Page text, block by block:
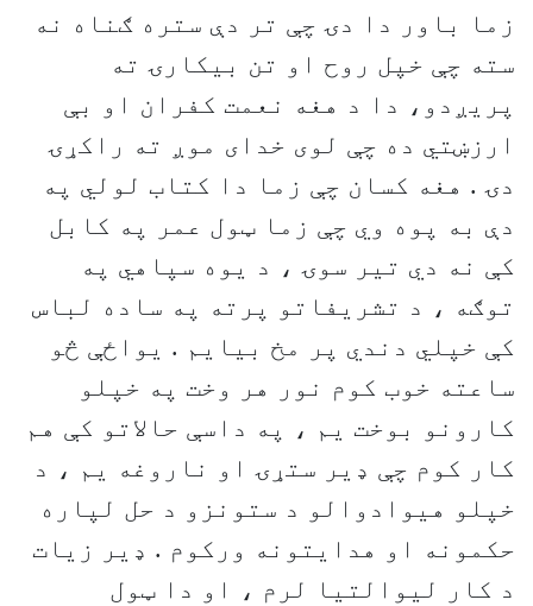
زما باور دا دۍ چې تر دې ستره ګناه نه
سته چې خپل روح او تن بيکارۍ ته
پريږدو، دا د هغه نعمت کفران او بې
ارزښتي ده چې لوی خدای موږ ته راکړۍ
دۍ . هغه کسان چې زما دا کتاب لولي په
دې به پوه وي چې زما ټول عمر په کابل
کې نه دي تير سوۍ ، د يوه سپاهي په
توګه ، د تشريفاتو پرته په ساده لباس
کې خپلي دندي پر مخ بيايم . يواځې څو
ساعته خوب کوم نور هر وخت په خپلو
کارونو بوخت يم ، په داسې حالاتو کې هم
کار کوم چې ډير ستړۍ او ناروغه يم ، د
خپلو هيوادوالو د ستونزو د حل لپاره
حکمونه او هدايتونه ورکوم . ډير زيات
د کار ليوالتيا لرم ، او دا ټول